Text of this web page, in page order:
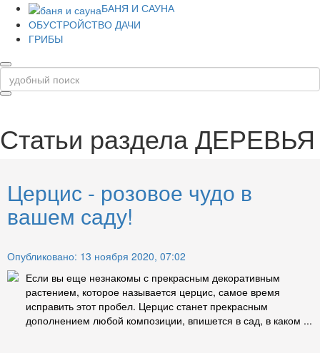
БАНЯ И САУНА
ОБУСТРОЙСТВО ДАЧИ
ГРИБЫ
Статьи разделаДЕРЕВЬЯ
Церцис - розовое чудо в
вашем саду!
Опубликовано: 13 ноября 2020, 07:02
Если вы еще незнакомы с прекрасным декоративным
растением, которое называется церцис, самое время
исправить этот пробел. Церцис станет прекрасным
дополнением любой композиции, впишется в сад, в каком ...